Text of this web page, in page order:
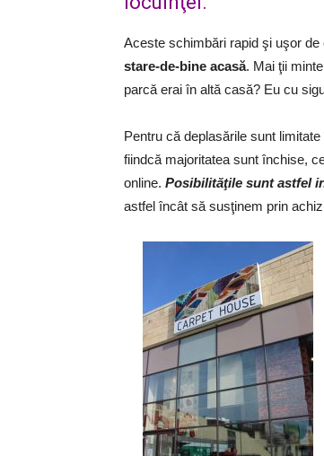
Aceste schimbări rapid şi uşor de
stare-de-bine acasă. Mai ţii
parcă erai în altă casă? Eu cu
Pentru că deplasările sunt
fiindcă majoritatea sunt închise,
online. Posibilităţile sunt astfel
astfel încât să susţinem prin